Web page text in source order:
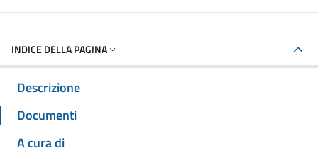
INDICE DELLA PAGINA
Descrizione
Documenti
A cura di